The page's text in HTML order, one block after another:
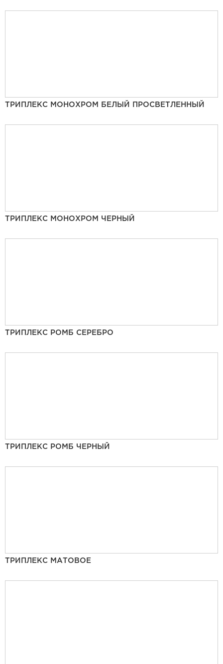
ТРИПЛЕКС МОНОХРОМ БЕЛЫЙ ПРОСВЕТЛЕННЫЙ
ТРИПЛЕКС МОНОХРОМ ЧЕРНЫЙ
ТРИПЛЕКС РОМБ СЕРЕБРО
ТРИПЛЕКС РОМБ ЧЕРНЫЙ
ТРИПЛЕКС МАТОВОЕ